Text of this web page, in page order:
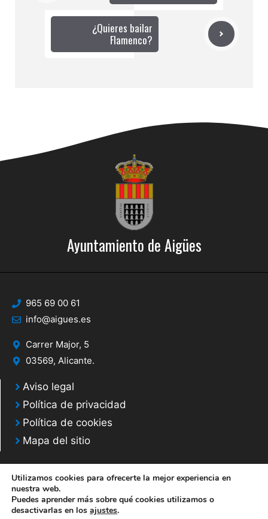
¿Quieres bailar
Flamenco?
Ayuntamiento de Aigües
965 69 00 61
info@aigues.es
Carrer Major, 5
03569, Alicante.
Aviso legal
Política de privacidad
Política de cookies
Mapa del sitio
© 2020 Web desarrollada por el Servicio de Informática de Diputación de
Utilizamos cookies para ofrecerte la mejor experiencia en
nuestra web.
Puedes aprender más sobre qué cookies utilizamos o
desactivarlas en los ajustes.